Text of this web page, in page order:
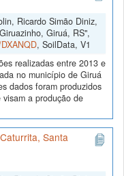
Ricardo Simão Diniz,
Giruá, RS",
, SoilData, V1
realizadas entre 2013 e
no município de Giruá
dados foram produzidos
a produção de
Santa